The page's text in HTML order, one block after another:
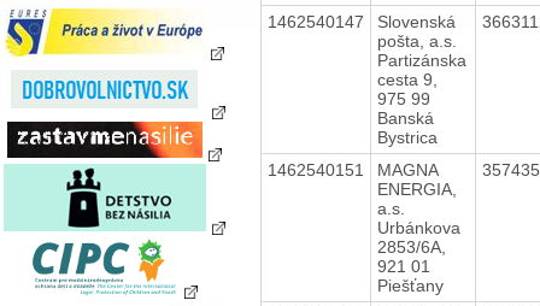
1462540147
Slovenská
pošta, a.s.
Partizánska
cesta 9,
975 99
Banská
Bystrica
1462540151
MAGNA
ENERGIA,
a.s.
Urbánkova
2853/6A,
921 01
Piešťany